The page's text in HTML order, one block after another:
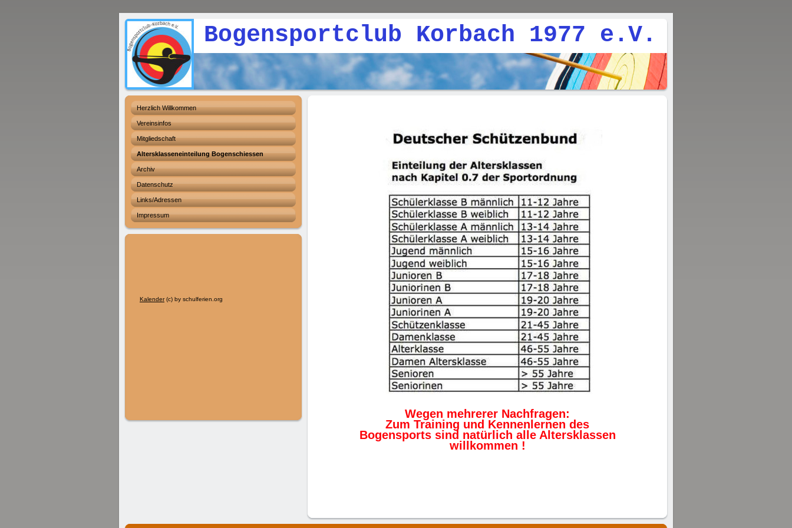
Bogensportclub Korbach 1977 e.V.
Herzlich Willkommen
Vereinsinfos
Mitgliedschaft
Altersklasseneinteilung Bogenschiessen
Archiv
Datenschutz
Links/Adressen
Impressum
Kalender(c) by schulferien.org
Wegen mehrerer Nachfragen:
Zum Training und Kennenlernen des
Bogensports sind natürlich alle Altersklassen
willkommen !